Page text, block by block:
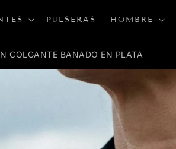
PULSERAS HOMBRE
COLGANTE BAÑADO EN PLATA